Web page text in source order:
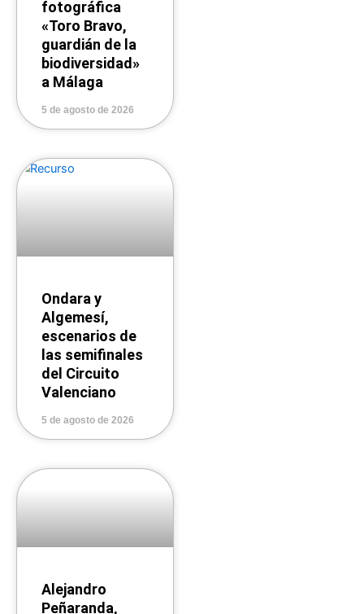
fotográfica
«Toro Bravo,
guardián de la
biodiversidad»
a Málaga
5 de agosto de 2026
Ondara y
Algemesí,
escenarios de
las semifinales
del Circuito
Valenciano
5 de agosto de 2026
Alejandro
Peñaranda,